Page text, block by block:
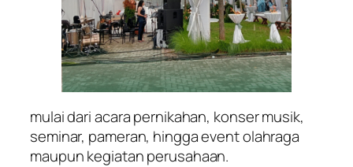
mulai dari acara pernikahan, konser musik,
seminar, pameran, hingga event olahraga
maupun kegiatan perusahaan.